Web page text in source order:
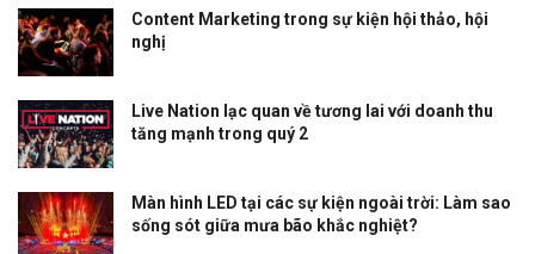
Content Marketing trong sự kiện hội thảo, hội
nghị
Live Nation lạc quan về tương lai với doanh thu
tăng mạnh trong quý 2
Màn hình LED tại các sự kiện ngoài trời: Làm sao
sống sót giữa mưa bão khắc nghiệt?